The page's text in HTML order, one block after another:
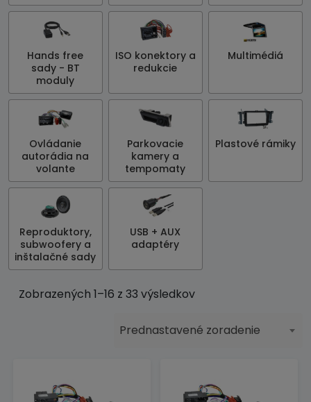
Hands free
sady - BT
moduly
ISO konektory a
redukcie
Multimédiá
Ovládanie
autorádia na
volante
Parkovacie
kamery a
tempomaty
Plastové rámiky
Reproduktory,
subwoofery a
inštalačné sady
USB + AUX
adaptéry
Zobrazených 1–16 z 33 výsledkov
Prednastavené zoradenie